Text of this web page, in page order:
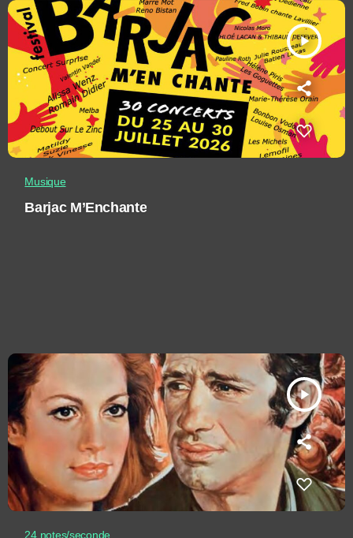
play_arrow
Musique
Barjac M’Enchante
play_arrow
24 notes/seconde